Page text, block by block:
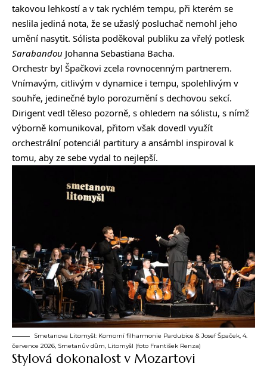
takovou lehkostí a v tak rychlém tempu, při kterém se
neslila jediná nota, že se užaslý posluchač nemohl jeho
umění nasytit. Sólista poděkoval publiku za vřelý potlesk
Sarabandou Johanna Sebastiana Bacha.
Orchestr byl Špačkovi zcela rovnocenným partnerem.
Vnímavým, citlivým v dynamice i tempu, spolehlivým v
souhře, jedinečné bylo porozumění s dechovou sekcí.
Dirigent vedl těleso pozorně, s ohledem na sólistu, s nímž
výborně komunikoval, přitom však dovedl využít
orchestrální potenciál partitury a ansámbl inspiroval k
tomu, aby ze sebe vydal to nejlepší.
Smetanova Litomyšl: Komorní filharmonie Pardubice & Josef Špaček, 4.
července 2026, Smetanův dům, Litomyšl (foto František Renza)
Stylová dokonalost v Mozartovi